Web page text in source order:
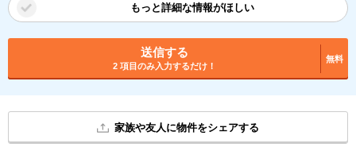
もっと詳細な情報がほしい
送信する
2 項目のみ入力するだけ！
無料
家族や友人に物件をシェアする